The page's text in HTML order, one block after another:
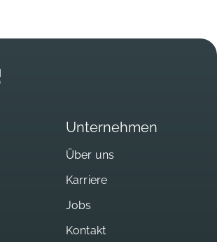
Unternehmen
Über uns
Karriere
Jobs
Kontakt